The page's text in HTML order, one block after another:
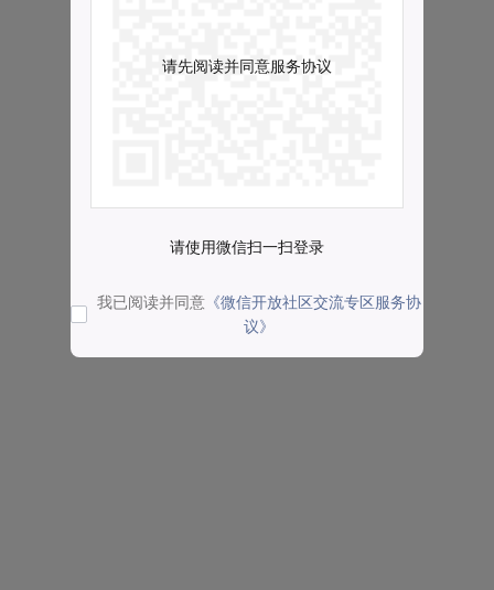
请先阅读并同意服务协议
请使用微信扫一扫登录
我已阅读并同意 《微信开放社区交流专区服务协
议》